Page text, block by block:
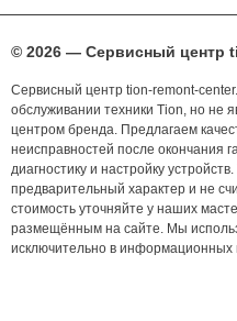
© 2026 — Сервисный центр
Сервисный центр tion-remont-
обслуживании техники Tion, но не
центром бренда. Предлагаем
неисправностей после окончания
диагностику и настройку
предварительный характер и не
стоимость уточняйте у наших
размещённым на сайте. Мы
исключительно в информационных